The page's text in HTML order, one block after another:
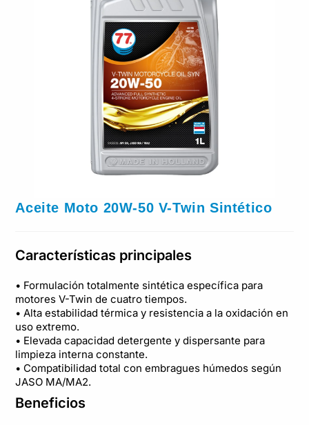
Aceite Moto 20W-50 V-Twin Sintético
Características principales
• Formulación totalmente sintética específica para
motores V-Twin de cuatro tiempos.
• Alta estabilidad térmica y resistencia a la oxidación en
uso extremo.
• Elevada capacidad detergente y dispersante para
limpieza interna constante.
• Compatibilidad total con embragues húmedos según
JASO MA/MA2.
Beneficios